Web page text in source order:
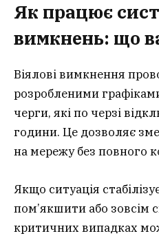
Як працює
вимкнень: що
Віялові вимкнення
розробленими
черги, які по черзі
години. Це дозволяє
на мережу без повного
Якщо ситуація
пом’якшити або зовсім
критичних випадках